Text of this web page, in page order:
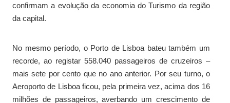
confirmam a evolução da economia do Turismo da região
da capital.
No mesmo período, o Porto de Lisboa bateu também um
recorde, ao registar 558.040 passageiros de cruzeiros –
mais sete por cento que no ano anterior. Por seu turno, o
Aeroporto de Lisboa ficou, pela primeira vez, acima dos 16
milhões de passageiros, averbando um crescimento de